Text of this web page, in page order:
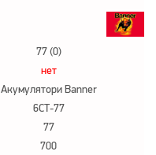
77 (0)
нет
Акумулятори Banner
6СТ-77
77
700